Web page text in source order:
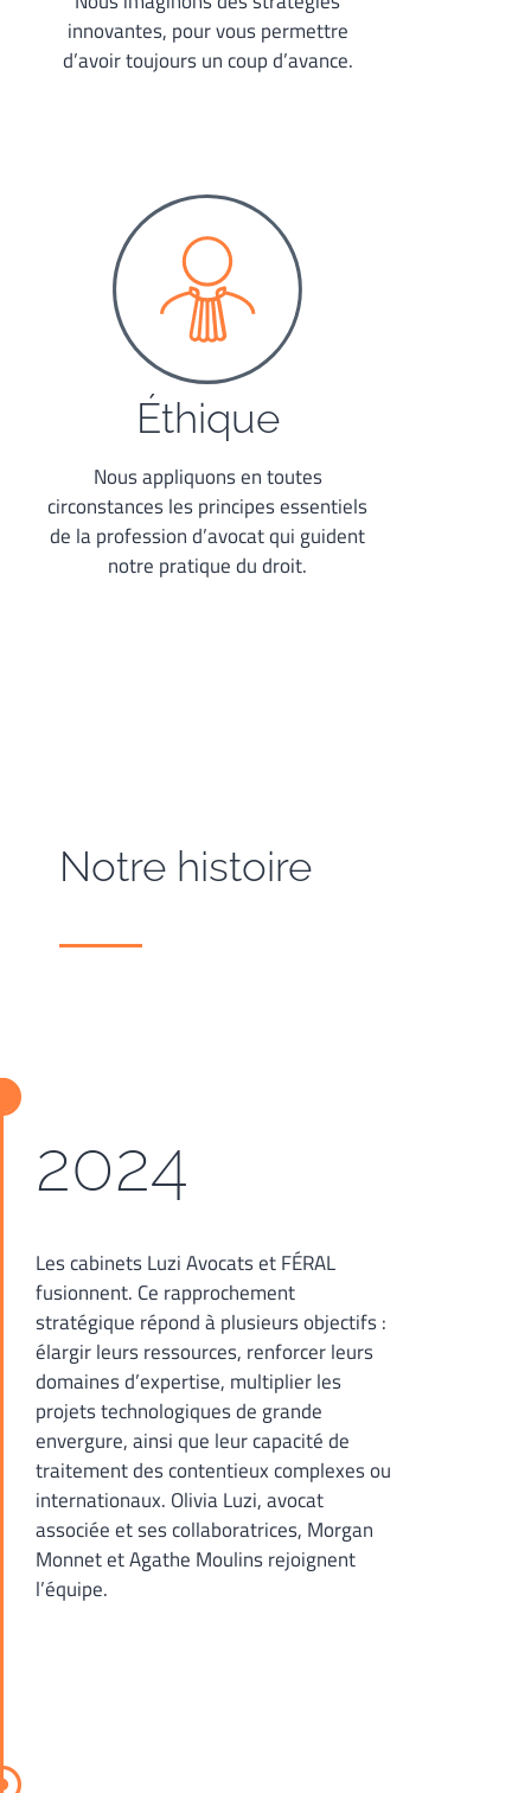
innovantes, pour vous permettre
d’avoir toujours un coup d’avance.
Éthique
Nous appliquons en toutes
circonstances les principes essentiels
de la profession d’avocat qui guident
notre pratique du droit.
Notre histoire
2024
Les cabinets Luzi Avocats et FÉRAL
fusionnent. Ce rapprochement
stratégique répond à plusieurs objectifs :
élargir leurs ressources, renforcer leurs
domaines d’expertise, multiplier les
projets technologiques de grande
envergure, ainsi que leur capacité de
traitement des contentieux complexes ou
internationaux. Olivia Luzi, avocat
associée et ses collaboratrices, Morgan
Monnet et Agathe Moulins rejoignent
l’équipe.